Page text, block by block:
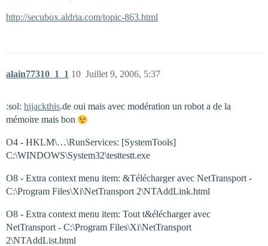
http://secubox.aldria.com/topic-863.html
alain77310_1_1 Juillet 9, 2006, 5:37
10
:sol: hijackthis.de oui mais avec modération un robot a de la
mémoire mais bon
O4 - HKLM\…\RunServices: [SystemTools]
C:\WINDOWS\System32\testtestt.exe
O8 - Extra context menu item: &Télécharger avec NetTransport -
C:\Program Files\Xi\NetTransport 2\NTAddLink.html
O8 - Extra context menu item: Tout t&élécharger avec
NetTransport - C:\Program Files\Xi\NetTransport
2\NTAddList.html